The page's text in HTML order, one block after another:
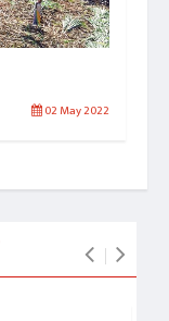
02 May 2022